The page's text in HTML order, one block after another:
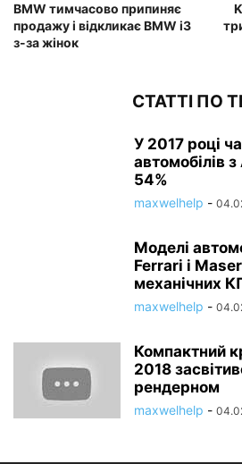
BMW тимчасово припиняє
продажу і відкликає BMW i3
з-за жінок
СТАТТІ ПО
У 2017 році
автомобілів
54%
maxwelhelp -
Моделі
Ferrari і
механічних
maxwelhelp -
Компактний
2018
рендерном
maxwelhelp -